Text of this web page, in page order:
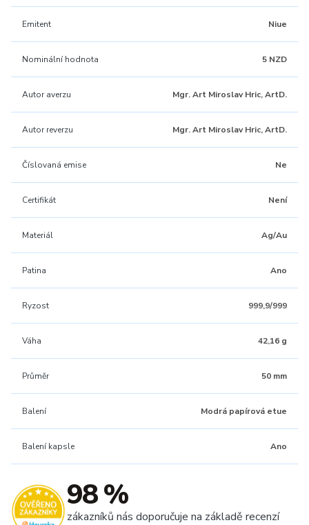
Emitent Niue
Nominální hodnota 5 NZD
Autor averzu Mgr. Art Miroslav Hric, ArtD.
Autor reverzu Mgr. Art Miroslav Hric, ArtD.
Číslovaná emise Ne
Certifikát Není
Materiál Ag/Au
Patina Ano
Ryzost 999,9/999
Váha 42,16 g
Průměr 50 mm
Balení Modrá papírová etue
Balení kapsle Ano
98 %
zákazníků nás doporučuje na základě recenzí